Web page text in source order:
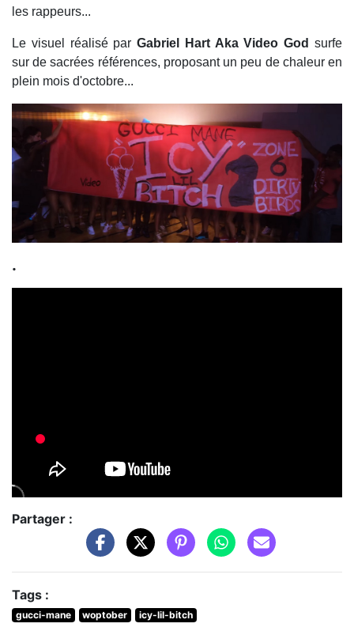
les rappeurs...
Le visuel réalisé par Gabriel Hart Aka Video God surfe
sur de sacrées références, proposant un peu de chaleur en
plein mois d'octobre...
.
Partager :
Tags :
gucci-mane woptober icy-lil-bitch